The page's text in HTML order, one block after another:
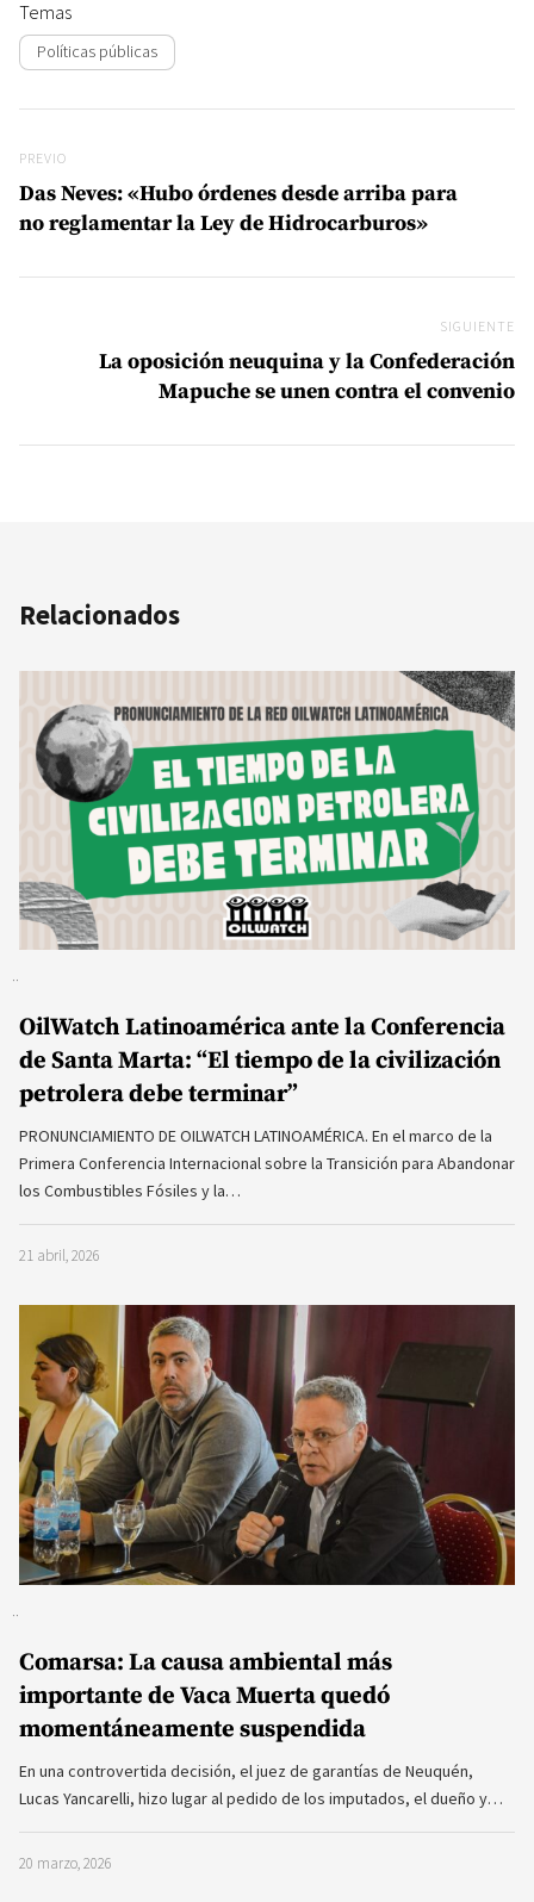
Temas
Políticas públicas
Previo
PREVIO
Das Neves: «Hubo órdenes desde arriba para
no reglamentar la Ley de Hidrocarburos»
SIGUIENTE
La oposición neuquina y la Confederación
Mapuche se unen contra el convenio
Relacionados
OilWatch Latinoamérica ante la Conferencia
de Santa Marta: “El tiempo de la civilización
petrolera debe terminar”
PRONUNCIAMIENTO DE OILWATCH LATINOAMÉRICA. En el marco de la
Primera Conferencia Internacional sobre la Transición para Abandonar
los Combustibles Fósiles y la…
21 abril, 2026
Comarsa: La causa ambiental más
importante de Vaca Muerta quedó
momentáneamente suspendida
En una controvertida decisión, el juez de garantías de Neuquén,
Lucas Yancarelli, hizo lugar al pedido de los imputados, el dueño y…
20 marzo, 2026